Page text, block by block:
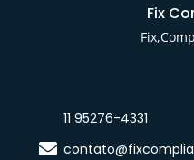
Fix
11 95276-4331